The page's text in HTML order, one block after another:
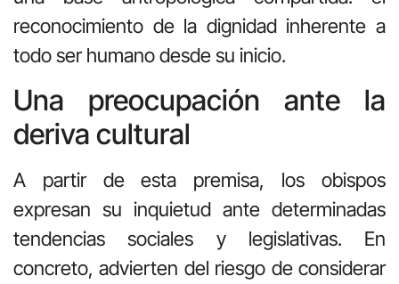
reconocimiento de la dignidad inherente a
todo ser humano desde su inicio.
Una preocupación ante la
deriva cultural
A partir de esta premisa, los obispos
expresan su inquietud ante determinadas
tendencias sociales y legislativas. En
concreto, advierten del riesgo de considerar